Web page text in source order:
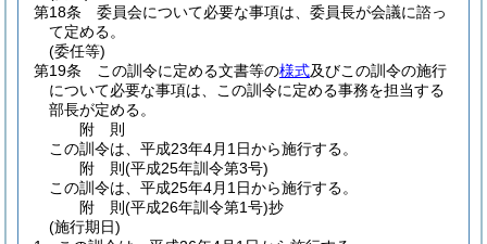
第18条
委員会について必要な事項は、委員長が会議に諮っ
て定める。
(委任等)
第19条
この訓令に定める文書等の様式及びこの訓令の施行
について必要な事項は、この訓令に定める事務を担当する
部長が定める。
附 則
この訓令は、平成23年4月1日から施行する。
附 則(平成25年訓令第3号)
この訓令は、平成25年4月1日から施行する。
附 則(平成26年訓令第1号)抄
(施行期日)